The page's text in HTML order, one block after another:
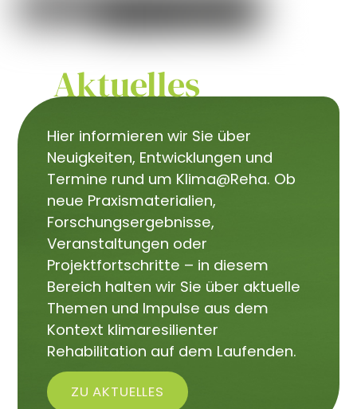
Aktuelles
Hier informieren wir Sie über
Neuigkeiten, Entwicklungen und
Termine rund um Klima@Reha. Ob
neue Praxismaterialien,
Forschungsergebnisse,
Veranstaltungen oder
Projektfortschritte – in diesem
Bereich halten wir Sie über aktuelle
Themen und Impulse aus dem
Kontext klimaresilienter
Rehabilitation auf dem Laufenden.
ZU AKTUELLES